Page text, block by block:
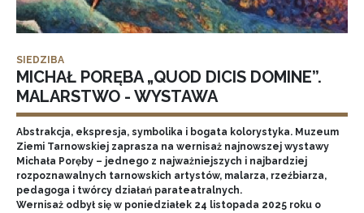
SIEDZIBA
MICHAŁ PORĘBA „QUOD DICIS DOMINE”.
MALARSTWO - WYSTAWA
Abstrakcja, ekspresja, symbolika i bogata kolorystyka. Muzeum
Ziemi Tarnowskiej zaprasza na wernisaż najnowszej wystawy
Michała Poręby – jednego z najważniejszych i najbardziej
rozpoznawalnych tarnowskich artystów, malarza, rzeźbiarza,
pedagoga i twórcy działań parateatralnych.
Wernisaż odbył się w poniedziałek 24 listopada 2025 roku o